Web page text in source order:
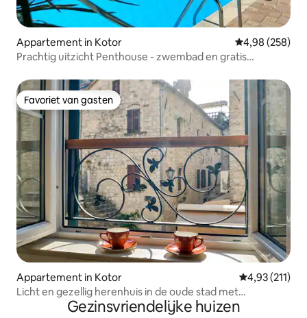
Appartement in Kotor Gemiddelde
4,98 (258)
Prachtig uitzicht Penthouse - zwembad en gratis
Favoriet van gasten
Favoriet van gasten
Appartement in Kotor Gemiddelde
4,93 (211)
Licht en gezellig herenhuis in de oude stad met
romantische charme
Gezinsvriendelijke huizen